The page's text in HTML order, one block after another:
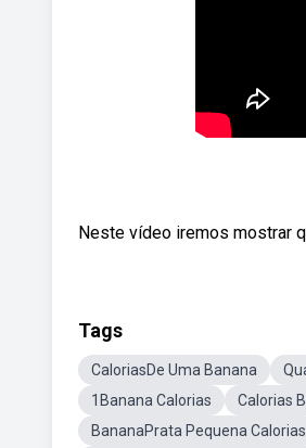
Neste vídeo iremos mostrar
Tags
CaloriasDe Uma Banana
1Banana Calorias
Calorias
BananaPrata Pequena Calorias